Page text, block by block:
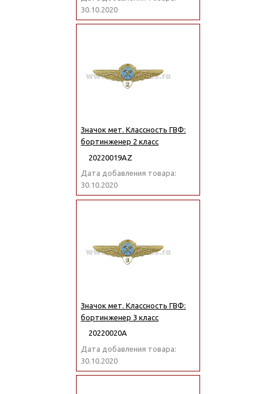
30.10.2020
Значок мет. Классность ГВФ:
бортинженер 2 класс
20220019АZ
Дата добавления товара:
30.10.2020
Значок мет. Классность ГВФ:
бортинженер 3 класс
20220020А
Дата добавления товара:
30.10.2020